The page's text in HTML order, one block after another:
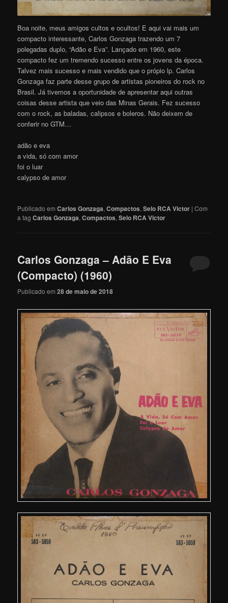
Boa noite, meus amigos cultos e ocultos! E aqui vai mais um
compacto interessante, Carlos Gonzaga trazendo um 7
polegadas duplo, “Adão e Eva”. Lançado em 1960, este
compacto fez um tremendo sucesso entre os jovens da época.
Talvez mais sucesso e mais vendido que o própio lp. Carlos
Gonzaga faz parte desse grupo de artistas pioneiros do rock no
Brasil. Já tivemos a oportunidade de apresentar aqui outras
coisas desse artista que veio das Minas Gerais. Fez sucesso
com o rock, as baladas, calipsos e boleros. Não deixem de
conferir no GTM…
adão e eva
a vida, só com amor
foi o luar
calypso de amor
Publicado em Carlos Gonzaga,Compactos,Selo RCA Victor |Com
a tagCarlos Gonzaga,Compactos,Selo RCA Victor
Carlos Gonzaga – Adão E Eva
(Compacto) (1960)
Publicado em28 de maio de 2018